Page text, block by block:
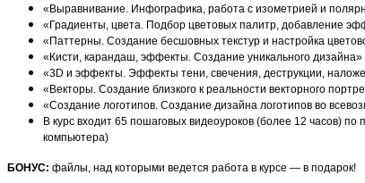
«Выравнивание. Инфографика, работа с изометрией и
«Градиенты, цвета. Подбор цветовых палитр, добавление
«Паттерны. Создание бесшовных текстур и настройка
«Кисти, карандаш, эффекты. Создание уникального дизайна»
«3D и эффекты. Эффекты тени, свечения, деструкции,
«Векторы. Создание близкого к реальности векторного
«Создание логотипов. Создание дизайна логотипов во
В курс входит 65 пошаговых видеоуроков (более 12 часов)
компьютера)
БОНУС: файлы, над которыми ведется работа в курсе — в подарок!